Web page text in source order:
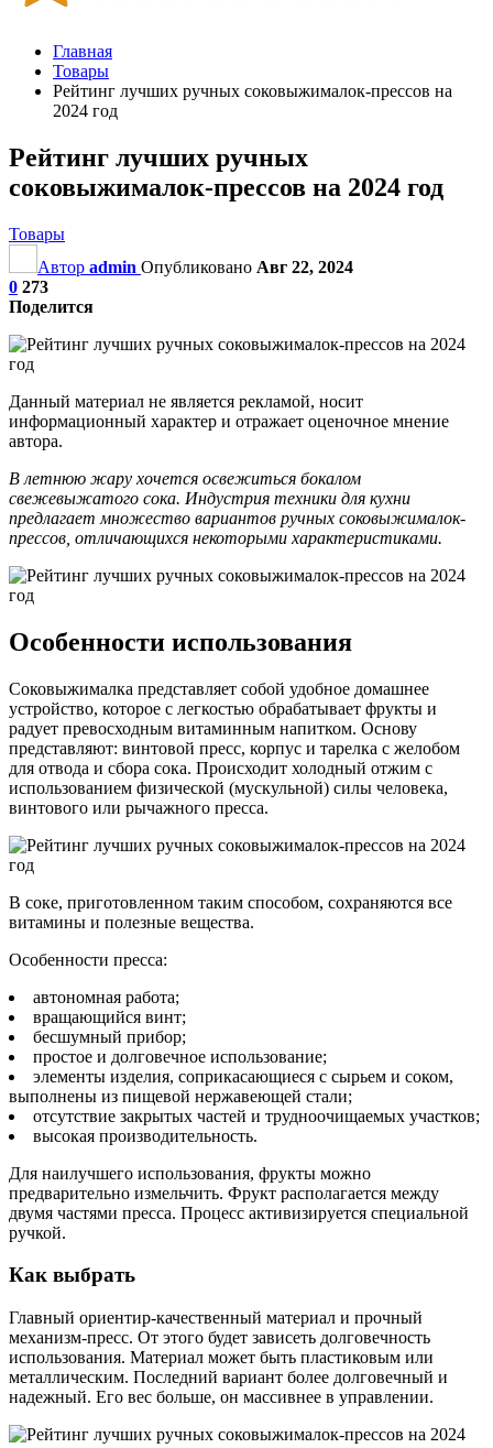
Главная
Товары
Рейтинг лучших ручных соковыжималок-прессов на
2024 год
Рейтинг лучших ручных
соковыжималок-прессов на 2024 год
Товары
Автор admin Опубликовано Авг 22, 2024
0 273
Поделится
Данный материал не является рекламой, носит
информационный характер и отражает оценочное мнение
автора.
В летнюю жару хочется освежиться бокалом
свежевыжатого сока. Индустрия техники для кухни
предлагает множество вариантов ручных соковыжималок-
прессов, отличающихся некоторыми характеристиками.
Особенности использования
Соковыжималка представляет собой удобное домашнее
устройство, которое с легкостью обрабатывает фрукты и
радует превосходным витаминным напитком. Основу
представляют: винтовой пресс, корпус и тарелка с желобом
для отвода и сбора сока. Происходит холодный отжим с
использованием физической (мускульной) силы человека,
винтового или рычажного пресса.
В соке, приготовленном таким способом, сохраняются все
витамины и полезные вещества.
Особенности пресса:
автономная работа;
вращающийся винт;
бесшумный прибор;
простое и долговечное использование;
элементы изделия, соприкасающиеся с сырьем и соком,
выполнены из пищевой нержавеющей стали;
отсутствие закрытых частей и трудноочищаемых участков;
высокая производительность.
Для наилучшего использования, фрукты можно
предварительно измельчить. Фрукт располагается между
двумя частями пресса. Процесс активизируется специальной
ручкой.
Как выбрать
Главный ориентир-качественный материал и прочный
механизм-пресс. От этого будет зависеть долговечность
использования. Материал может быть пластиковым или
металлическим. Последний вариант более долговечный и
надежный. Его вес больше, он массивнее в управлении.